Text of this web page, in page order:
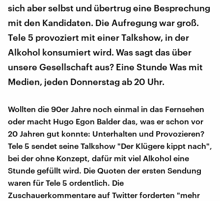
sich aber selbst und übertrug eine Besprechung
mit den Kandidaten. Die Aufregung war groß.
Tele 5 provoziert mit einer Talkshow, in der
Alkohol konsumiert wird. Was sagt das über
unsere Gesellschaft aus? Eine Stunde Was mit
Medien, jeden Donnerstag ab 20 Uhr.
Wollten die 90er Jahre noch einmal in das Fernsehen
oder macht Hugo Egon Balder das, was er schon vor
20 Jahren gut konnte: Unterhalten und Provozieren?
Tele 5 sendet seine Talkshow "Der Klügere kippt nach",
bei der ohne Konzept, dafür mit viel Alkohol eine
Stunde gefüllt wird. Die Quoten der ersten Sendung
waren für Tele 5 ordentlich. Die
Zuschauerkommentare auf Twitter forderten "mehr